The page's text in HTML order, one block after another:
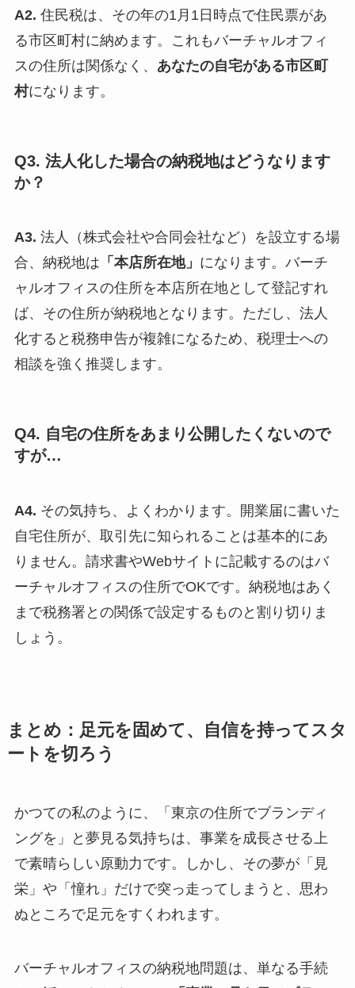
A2. 住民税は、その年の1月1日時点で住民票があ
る市区町村に納めます。これもバーチャルオフィ
スの住所は関係なく、 あなたの自宅がある市区町
村になります。
Q3. 法人化した場合の納税地はどうなります
か？
A3. 法人（株式会社や合同会社など）を設立する場
合、納税地は 「本店所在地」 になります。バーチ
ャルオフィスの住所を本店所在地として登記すれ
ば、その住所が納税地となります。ただし、法人
化すると税務申告が複雑になるため、税理士への
相談を強く推奨します。
Q4. 自宅の住所をあまり公開したくないので
すが…
A4. その気持ち、よくわかります。開業届に書いた
自宅住所が、取引先に知られることは基本的にあ
りません。請求書やWebサイトに記載するのはバ
ーチャルオフィスの住所でOKです。納税地はあく
まで税務署との関係で設定するものと割り切りま
しょう。
まとめ：足元を固めて、自信を持ってスタ
ートを切ろう
かつての私のように、「東京の住所でブランディ
ングを」と夢見る気持ちは、事業を成長させる上
で素晴らしい原動力です。しかし、その夢が「見
栄」や「憧れ」だけで突っ走ってしまうと、思わ
ぬところで足元をすくわれます。
バーチャルオフィスの納税地問題は、単なる手続